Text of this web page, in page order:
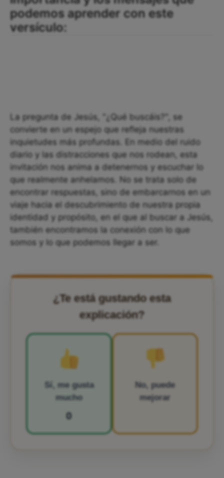
podemos aprender con este
versículo:
La pregunta de Jesús, "¿Qué buscáis?", se
convierte en un espejo que refleja nuestras
inquietudes más profundas. En medio del ruido
diario y las distracciones que nos rodean, esta
invitación nos anima a detenernos y escuchar lo
que realmente anhelamos. No se trata solo de
encontrar respuestas, sino de embarcarnos en un
viaje hacia el descubrimiento de nuestra propia
identidad y propósito, en el que al buscar a Jesús,
también encontramos la conexión con lo que
somos y lo que podemos llegar a ser.
¿Te está gustando esta
explicación?
Sí, me gusta
mucho
0
No, puede
mejorar